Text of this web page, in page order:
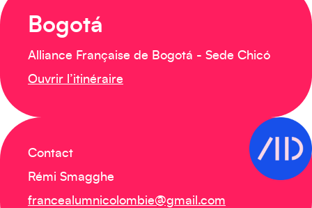
Bogotá
Alliance Française de Bogotá - Sede Chicó
Ouvrir l’itinéraire
Contact
Rémi Smagghe
francealumnicolombie@gmail.com